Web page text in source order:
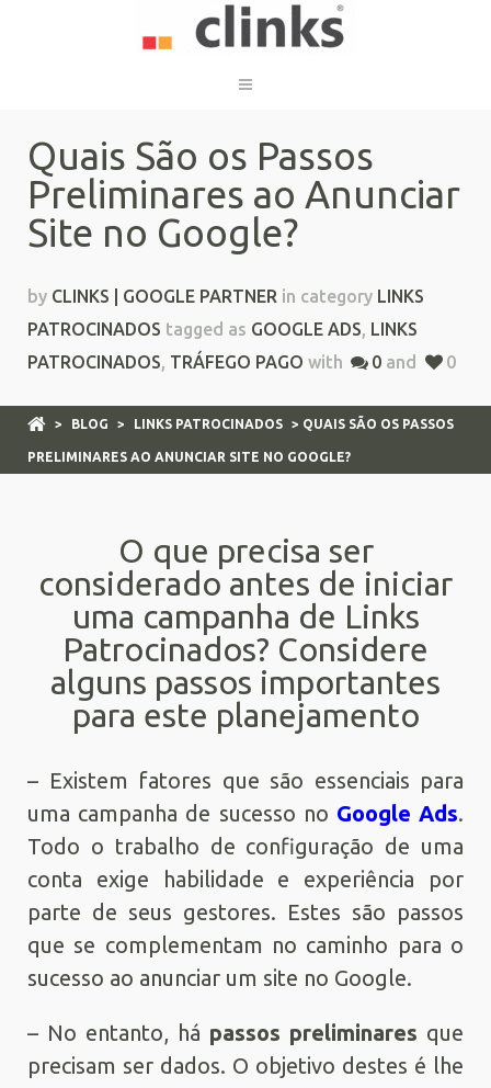
Quais São os Passos
Preliminares ao Anunciar
Site no Google?
by CLINKS | GOOGLE PARTNER in category LINKS
PATROCINADOS tagged as GOOGLE ADS, LINKS
PATROCINADOS, TRÁFEGO PAGO with 0 and 0
> BLOG > LINKS PATROCINADOS > QUAIS SÃO OS PASSOS
PRELIMINARES AO ANUNCIAR SITE NO GOOGLE?
O que precisa ser
considerado antes de iniciar
uma campanha de Links
Patrocinados? Considere
alguns passos importantes
para este planejamento
– Existem fatores que são essenciais para
uma campanha de sucesso no Google Ads.
Todo o trabalho de configuração de uma
conta exige habilidade e experiência por
parte de seus gestores. Estes são passos
que se complementam no caminho para o
sucesso ao anunciar um site no Google.
– No entanto, há passos preliminares que
precisam ser dados. O objetivo destes é lhe